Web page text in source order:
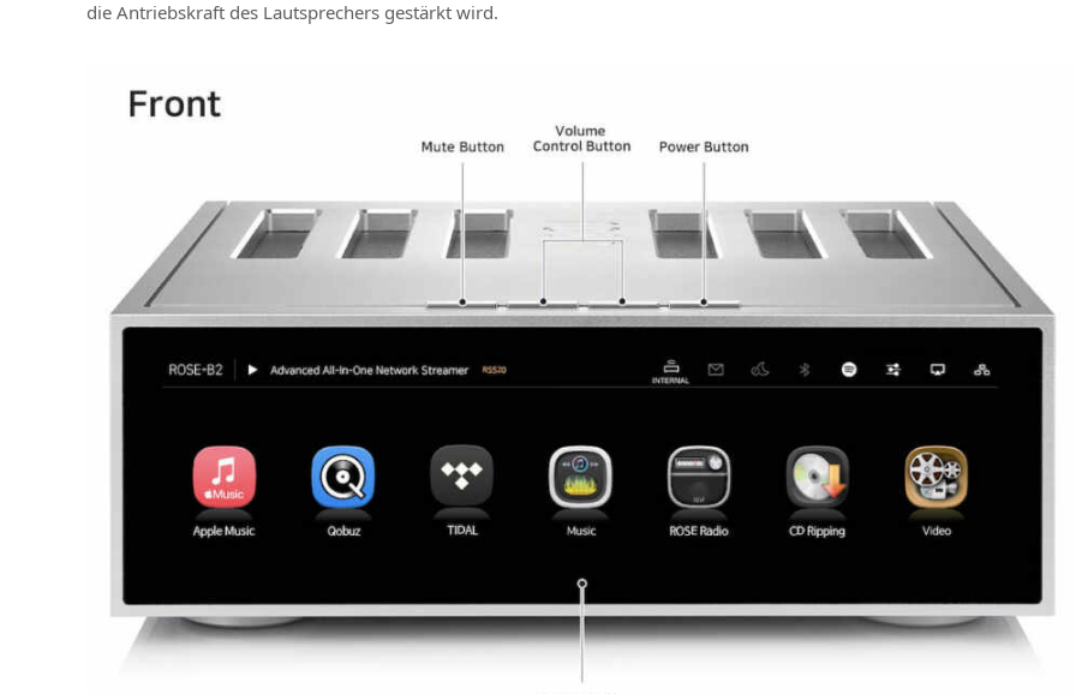
die Antriebskraft des Lautsprechers gestärkt wird.